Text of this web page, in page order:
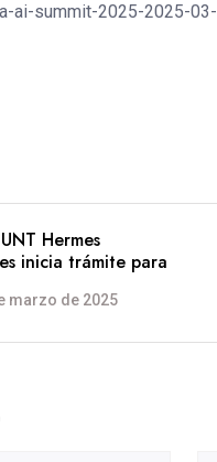
ai-summit-2025-2025-
Hermes
inicia trámite para
marzo de 2025